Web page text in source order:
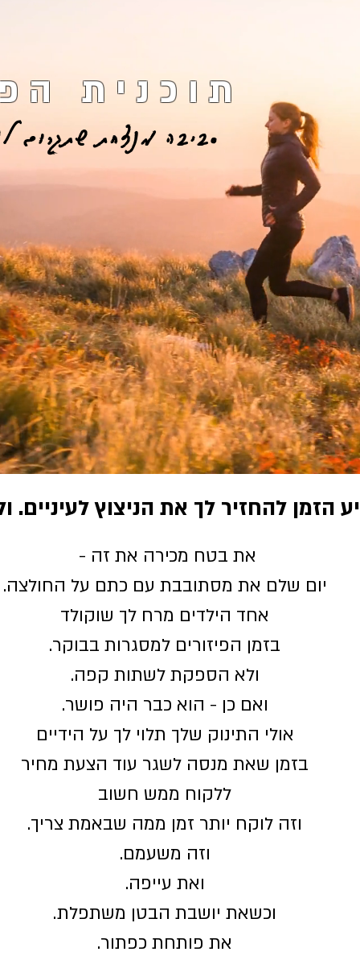
תוכנית
סביבה מנצחת שתגרום
את בטח מכירה את זה -
יום שלם את מסתובבת עם כתם על החולצה.
אחד הילדים מרח לך שוקולד
בזמן הפיזורים למסגרות בבוקר.
ולא הספקת לשתות קפה.
ואם כן - הוא כבר היה פושר.
אולי התינוק שלך תלוי לך על הידיים
בזמן שאת מנסה לשגר עוד הצעת מחיר
ללקוח ממש חשוב
וזה לוקח יותר זמן ממה שבאמת צריך.
וזה משעמם.
ואת עייפה.
וכשאת יושבת הבטן משתפלת.
את פותחת כפתור.
הזמן להחזיר לך את הניצוץ לעיניים.